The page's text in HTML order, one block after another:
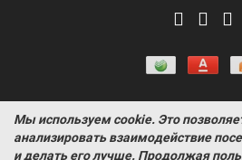
Информация на сайте носит
является публичной офертой,
статьи 437 Гражданского
Мы используем cookie. Это
анализировать взаимодействие
и делать его лучше. Продолжая